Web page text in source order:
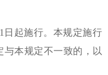
起施行。本规定施行
与本规定不一致的，以